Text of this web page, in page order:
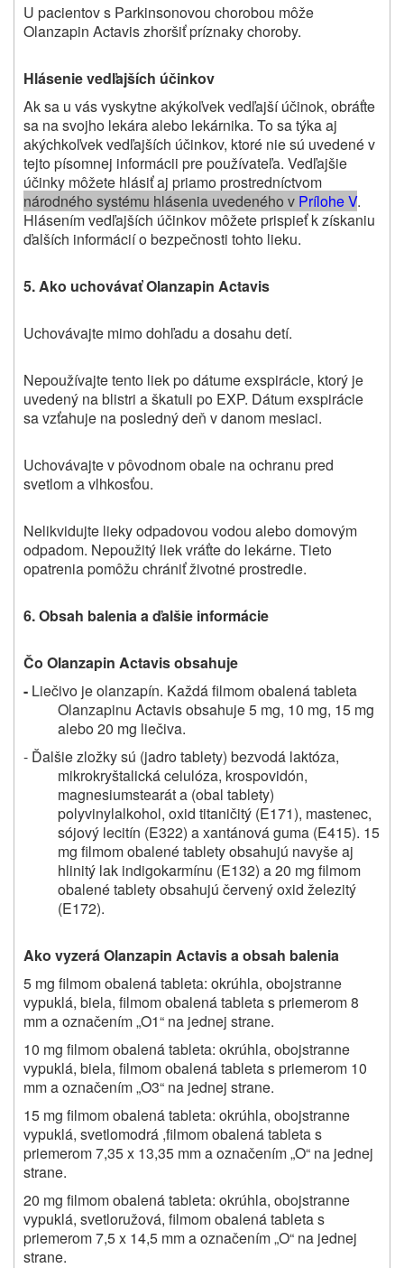
U pacientov s Parkinsonovou chorobou môže
Olanzapin Actavis zhoršiť príznaky choroby.
Hlásenie vedľajších účinkov
Ak sa u vás vyskytne akýkoľvek vedľajší účinok, obráťte
sa na svojho lekára alebo lekárnika. To sa týka aj
akýchkoľvek vedľajších účinkov, ktoré nie sú uvedené v
tejto písomnej informácii pre používateľa. Vedľajšie
účinky môžete hlásiť aj priamo prostredníctvom
národného systému hlásenia uvedeného v Prílohe V.
Hlásením vedľajších účinkov môžete prispieť k získaniu
ďalších informácií o bezpečnosti tohto lieku.
5. Ako uchovávať Olanzapin Actavis
Uchovávajte mimo dohľadu a dosahu detí.
Nepoužívajte tento liek po dátume exspirácie, ktorý je
uvedený na blistri a škatuli po EXP. Dátum exspirácie
sa vzťahuje na posledný deň v danom mesiaci.
Uchovávajte v pôvodnom obale na ochranu pred
svetlom a vlhkosťou.
Nelikvidujte lieky odpadovou vodou alebo domovým
odpadom. Nepoužitý liek vráťte do lekárne. Tieto
opatrenia pomôžu chrániť životné prostredie.
6. Obsah balenia a ďalšie informácie
Čo Olanzapin Actavis obsahuje
- Liečivo je olanzapín. Každá filmom obalená tableta
Olanzapinu Actavis obsahuje 5 mg, 10 mg, 15 mg
alebo 20 mg liečiva.
- Ďalšie zložky sú (jadro tablety) bezvodá laktóza,
mikrokryštalická celulóza, krospovidón,
magnesiumstearát a (obal tablety)
polyvinylalkohol, oxid titaničitý (E171), mastenec,
sójový lecitín (E322) a xantánová guma (E415). 15
mg filmom obalené tablety obsahujú navyše aj
hlinitý lak indigokarmínu (E132) a 20 mg filmom
obalené tablety obsahujú červený oxid železitý
(E172).
Ako vyzerá Olanzapin Actavis a obsah balenia
5 mg filmom obalená tableta: okrúhla, obojstranne
vypuklá, biela, filmom obalená tableta s priemerom 8
mm a označením „O1“ na jednej strane.
10 mg filmom obalená tableta: okrúhla, obojstranne
vypuklá, biela, filmom obalená tableta s priemerom 10
mm a označením „O3“ na jednej strane.
15 mg filmom obalená tableta: okrúhla, obojstranne
vypuklá, svetlomodrá ,filmom obalená tableta s
priemerom 7,35 x 13,35 mm a označením „O“ na jednej
strane.
20 mg filmom obalená tableta: okrúhla, obojstranne
vypuklá, svetloružová, filmom obalená tableta s
priemerom 7,5 x 14,5 mm a označením „O“ na jednej
strane.